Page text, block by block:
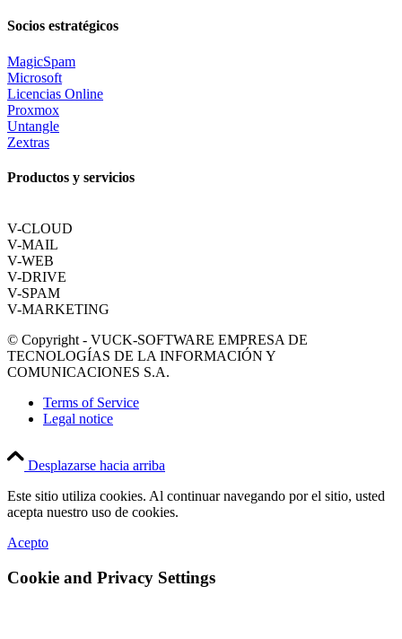
Socios estratégicos
MagicSpam
Microsoft
Licencias Online
Proxmox
Untangle
Zextras
Productos y servicios
V-CLOUD
V-MAIL
V-WEB
V-DRIVE
V-SPAM
V-MARKETING
© Copyright - VUCK-SOFTWARE EMPRESA DE
TECNOLOGÍAS DE LA INFORMACIÓN Y
COMUNICACIONES S.A.
Terms of Service
Legal notice
Desplazarse hacia arriba
Este sitio utiliza cookies. Al continuar navegando por el sitio, usted
acepta nuestro uso de cookies.
Acepto
Cookie and Privacy Settings